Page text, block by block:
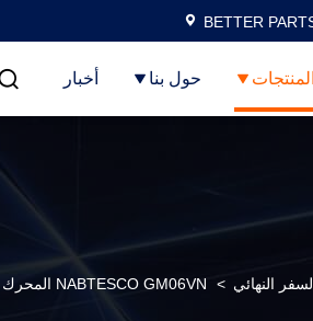
BETTER
المنتجات حول بنا أخبار
النهائي > NABTESCO GM06VN المحرك النهائي محرك سفر GM08 GM09 GM18 لـ KUBOTA KOMATSU YANMAR